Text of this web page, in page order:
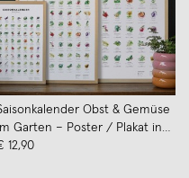
Obst & Gemüse
Garten – Poster / Plakat in
(ohne Rahmen)
12,90